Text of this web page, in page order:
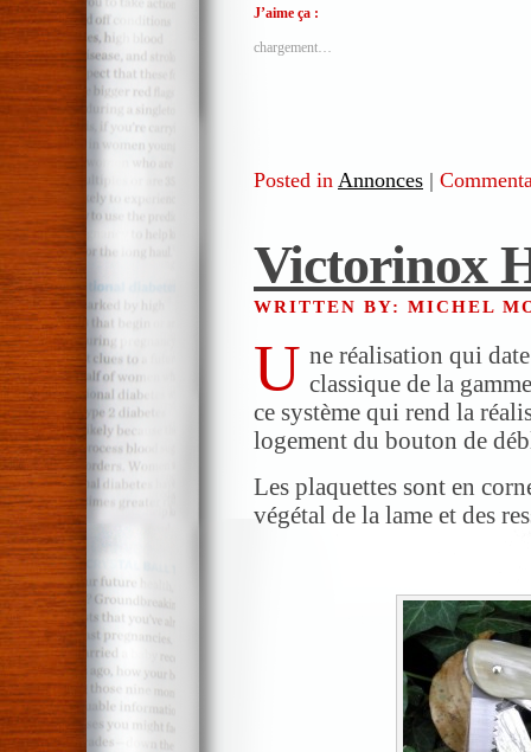
J’aime ça :
chargement…
Posted in Annonces |
Victorinox
WRITTEN BY: MICHEL
U ne réalisation qui
classique de la
ce système qui rend la
logement du bouton de
Les plaquettes sont en
végétal de la lame et des